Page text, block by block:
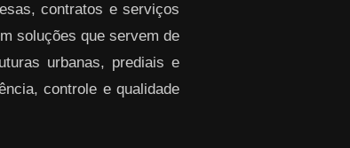
contratos e serviços
soluções que servem de
urbanas, prediais e
controle e qualidade